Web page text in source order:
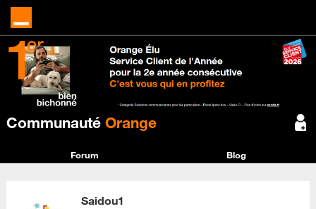
Communauté Orange
Forum Blog
Saidou1